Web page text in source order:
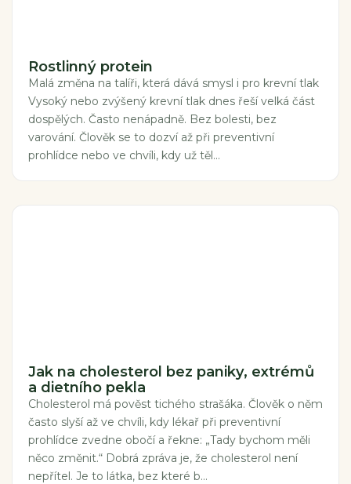
Rostlinný protein
Malá změna na talíři, která dává smysl i pro krevní tlak
Vysoký nebo zvýšený krevní tlak dnes řeší velká část
dospělých. Často nenápadně. Bez bolesti, bez
varování. Člověk se to dozví až při preventivní
prohlídce nebo ve chvíli, kdy už těl...
Jak na cholesterol bez paniky, extrémů
a dietního pekla
Cholesterol má pověst tichého strašáka. Člověk o něm
často slyší až ve chvíli, kdy lékař při preventivní
prohlídce zvedne obočí a řekne: „Tady bychom měli
něco změnit.“ Dobrá zpráva je, že cholesterol není
nepřítel. Je to látka, bez které b...